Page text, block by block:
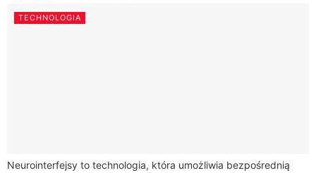
TECHNOLOGIA
Neurointerfejsy to technologia, która umożliwia bezpośrednią